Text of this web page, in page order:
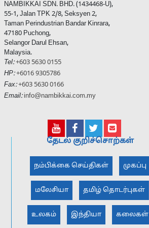
NAMBIKKAI SDN. BHD. (1434468-U),
55-1, Jalan TPK 2/8, Seksyen 2,
Taman Perindustrian Bandar Kinrara,
47180 Puchong,
Selangor Darul Ehsan,
Malaysia.
Tel:+603 5630 0155
HP:+6016 9305786
Fax:+603 5630 0166
Email: info@nambikkai.com.my
தேடல் குறிச்சொற்கள்
நம்பிக்கை செய்திகள் முகப்பு
மலேசியா தமிழ் தொடர்புகள்
உலகம் இந்தியா கலைகள்